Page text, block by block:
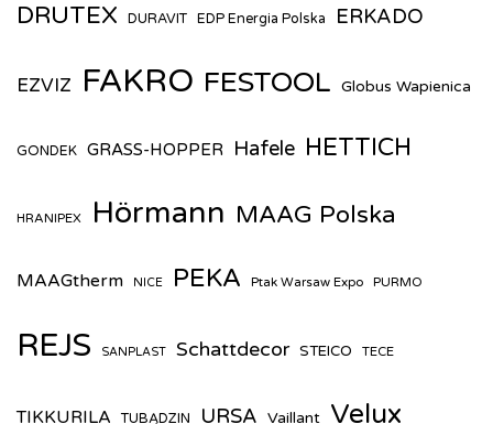
DRUTEX DURAVIT EDP Energia Polska ERKADO
EZVIZ FAKRO FESTOOL Globus Wapienica
GONDEK GRASS-HOPPER Hafele HETTICH
HRANIPEX Hörmann MAAG Polska
MAAGtherm NICE PEKA Ptak Warsaw Expo PURMO
REJS SANPLAST Schattdecor STEICO TECE
TIKKURILA TUBĄDZIN URSA Vaillant Velux